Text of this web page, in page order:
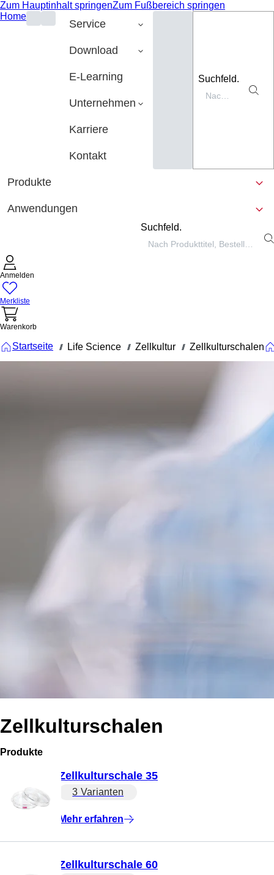
Zum Hauptinhalt springenZum Fußbereich springen
Home
Service
Download
E-Learning
Unternehmen
Karriere
Kontakt
Suchfeld.
Produkte
Anwendungen
Suchfeld.
Anmelden
Merkliste
Warenkorb
Startseite /// Life Science /// Zellkultur /// Zellkulturschalen
Zellkulturschalen
Produkte
Zellkulturschale 35
3 Varianten
Mehr erfahren
Zellkulturschale 60